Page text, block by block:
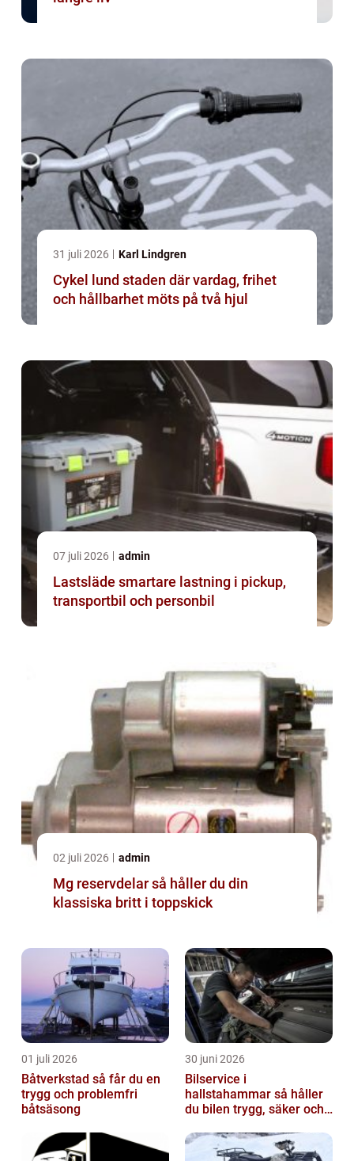
31 juli 2026 Karl Lindgren
Cykel lund staden där vardag, frihet
och hållbarhet möts på två hjul
07 juli 2026 admin
Lastsläde smartare lastning i pickup,
transportbil och personbil
02 juli 2026 admin
Mg reservdelar så håller du din
klassiska britt i toppskick
01 juli 2026
Båtverkstad så får du en
trygg och problemfri
båtsäsong
30 juni 2026
Bilservice i
hallstahammar så håller
du bilen trygg, säker och